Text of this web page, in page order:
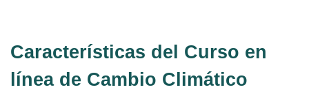
Características del Curso en
línea de Cambio Climático